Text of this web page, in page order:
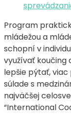
Program
mládežou a
schopní v
využívať koučing
lepšie pýtať, viac
súlade s
najväčšej
“International